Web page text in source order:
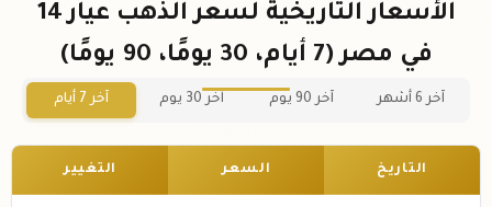
الأسعار التاريخية لسعر الذهب عيار 14
في مصر (7 أيام، 30 يومًا، 90 يومًا)
آخر 6 أشهر آخر 90 يوم آخر 30 يوم آخر 7 أيام
التاريخ السعر التغيير